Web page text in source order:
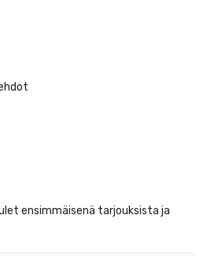
ensimmäisenä tarjouksista ja